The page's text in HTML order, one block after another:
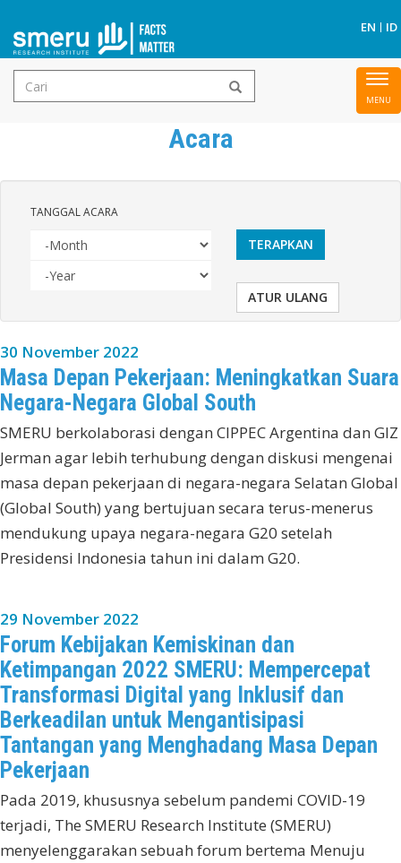
Lompat
utama
EN ID
Form
pencarian
Acara
TANGGAL ACARA
MONTH
TERAPKAN
ATUR ULANG
30 November 2022
Masa Depan Pekerjaan: Meningkatkan Suara
Negara-Negara Global South
SMERU berkolaborasi dengan CIPPEC Argentina dan GIZ
Jerman agar lebih terhubung dengan diskusi mengenai
masa depan pekerjaan di negara-negara Selatan Global
(Global South) yang bertujuan secara terus-menerus
mendukung upaya negara-negara G20 setelah
Presidensi Indonesia tahun ini dalam G20.
29 November 2022
Forum Kebijakan Kemiskinan dan
Ketimpangan 2022 SMERU: Mempercepat
Transformasi Digital yang Inklusif dan
Berkeadilan untuk Mengantisipasi
Tantangan yang Menghadang Masa Depan
Pekerjaan
Pada 2019, khususnya sebelum pandemi COVID-19
terjadi, The SMERU Research Institute (SMERU)
menyelenggarakan sebuah forum bertema Menuju